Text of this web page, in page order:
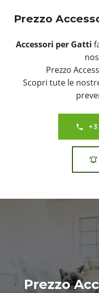
Prezzo
Accessori per Gatti
Prezzo
Scopri tute le
Prezzo